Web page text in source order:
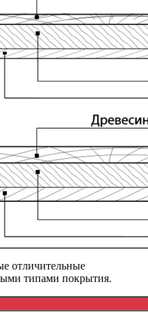
отличительные
типами покрытия.